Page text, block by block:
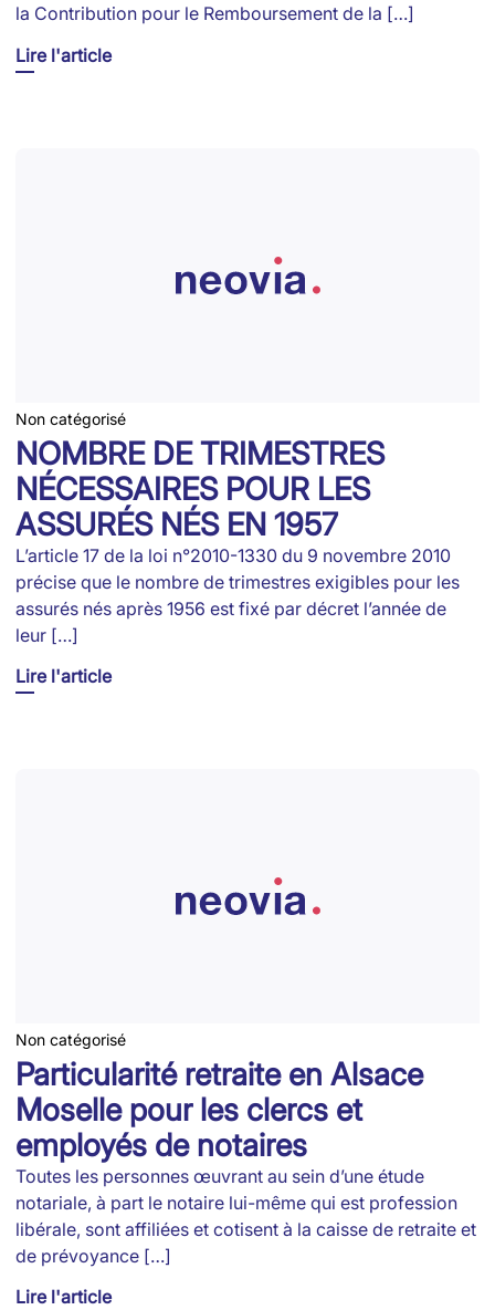
la Contribution pour le Remboursement de la […]
Lire l'article
Non catégorisé
NOMBRE DE TRIMESTRES
NÉCESSAIRES POUR LES
ASSURÉS NÉS EN 1957
L’article 17 de la loi n°2010-1330 du 9 novembre 2010
précise que le nombre de trimestres exigibles pour les
assurés nés après 1956 est fixé par décret l’année de
leur […]
Lire l'article
Non catégorisé
Particularité retraite en Alsace
Moselle pour les clercs et
employés de notaires
Toutes les personnes œuvrant au sein d’une étude
notariale, à part le notaire lui-même qui est profession
libérale, sont affiliées et cotisent à la caisse de retraite et
de prévoyance […]
Lire l'article